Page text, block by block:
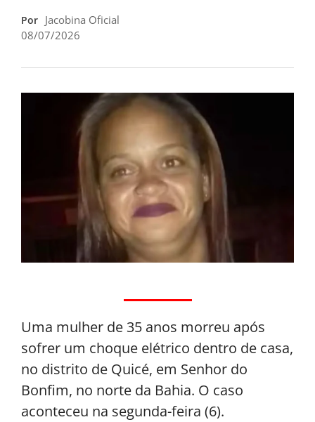
Por Jacobina Oficial
08/07/2026
Uma mulher de 35 anos morreu após
sofrer um choque elétrico dentro de casa,
no distrito de Quicé, em Senhor do
Bonfim, no norte da Bahia. O caso
aconteceu na segunda-feira (6).